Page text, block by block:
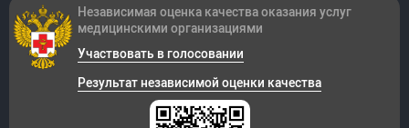
Независимая оценка качества оказания услуг
медицинскими организациями
Участвовать в голосовании
Результат независимой оценки качества